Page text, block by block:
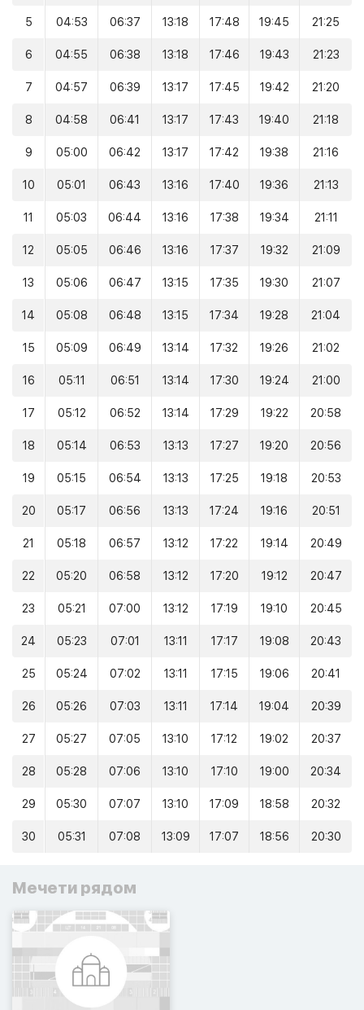
5 04:53 06:37 13:18 17:48 19:45 21:25
6 04:55 06:38 13:18 17:46 19:43 21:23
7 04:57 06:39 13:17 17:45 19:42 21:20
8 04:58 06:41 13:17 17:43 19:40 21:18
9 05:00 06:42 13:17 17:42 19:38 21:16
10 05:01 06:43 13:16 17:40 19:36 21:13
11 05:03 06:44 13:16 17:38 19:34 21:11
12 05:05 06:46 13:16 17:37 19:32 21:09
13 05:06 06:47 13:15 17:35 19:30 21:07
14 05:08 06:48 13:15 17:34 19:28 21:04
15 05:09 06:49 13:14 17:32 19:26 21:02
16 05:11 06:51 13:14 17:30 19:24 21:00
17 05:12 06:52 13:14 17:29 19:22 20:58
18 05:14 06:53 13:13 17:27 19:20 20:56
19 05:15 06:54 13:13 17:25 19:18 20:53
20 05:17 06:56 13:13 17:24 19:16 20:51
21 05:18 06:57 13:12 17:22 19:14 20:49
22 05:20 06:58 13:12 17:20 19:12 20:47
23 05:21 07:00 13:12 17:19 19:10 20:45
24 05:23 07:01 13:11 17:17 19:08 20:43
25 05:24 07:02 13:11 17:15 19:06 20:41
26 05:26 07:03 13:11 17:14 19:04 20:39
27 05:27 07:05 13:10 17:12 19:02 20:37
28 05:28 07:06 13:10 17:10 19:00 20:34
29 05:30 07:07 13:10 17:09 18:58 20:32
30 05:31 07:08 13:09 17:07 18:56 20:30
Мечети рядом